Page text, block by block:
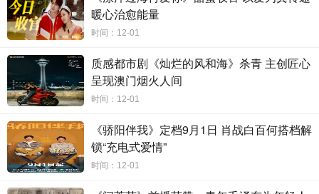
血无情，随着与宁远舟、杨盈等人在旅途中逐渐加深的相互
了解。其身上柔软、单纯甚至偶尔不自知的“憨直”也慢慢显现
出来。而宁远舟对如意的感觉，从一开始高喊“强抢民男”全身
上下写满了拒绝，到后来不由自主地追随她每一个眼神、动
作，这些细节都在故事推进中被仔细刻画。公主杨盈，一个
睹身边的人为了保护自己而身陷险境，也逐渐明白自己肩上
的使命。
暖心治愈能量
时间：12-01
质感都市剧《灿烂的风和海》杀青 主创匠心
呈现澳门烟火人间
时间：12-01
《骄阳伴我》定档9月1日 肖战白百何搭档解
锁“充电式爱情”
时间：12-01